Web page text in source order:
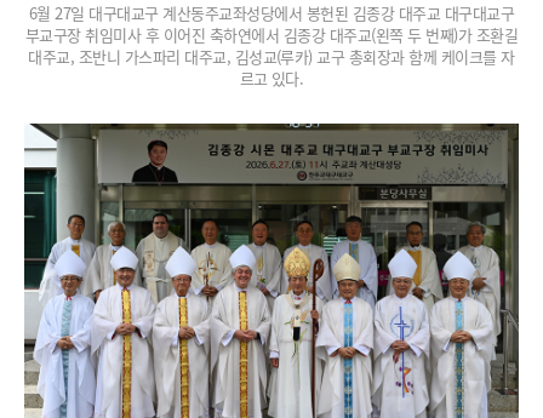
6월 27일 대구대교구 계산동주교좌성당에서 봉헌된 김종강 대주교 대구대교구
부교구장 취임미사 후 이어진 축하연에서 김종강 대주교(왼쪽 두 번째)가 조환길
대주교, 조반니 가스파리 대주교, 김성교(루카) 교구 총회장과 함께 케이크를 자
르고 있다.